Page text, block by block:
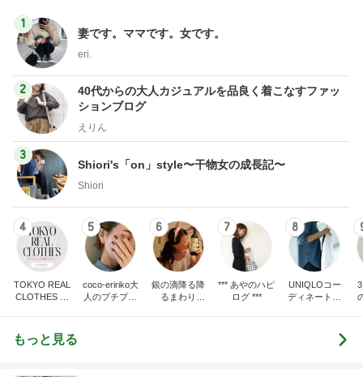
1
妻です。ママです。女です。
eri.
2
40代からの大人カジュアルを品良く着こなすファッ
ションブログ
えりん
3
Shiori's「on」style〜干物女の成長記〜
Shiori
4
TOKYO REAL
CLOTHES 大
5
coco-eririko大
人のプチプラ
6
銀の滴降る降
るまわり
7
*** あやのハピ
ログ ***
8
UNIQLOコー
ディネート日
もっと見る